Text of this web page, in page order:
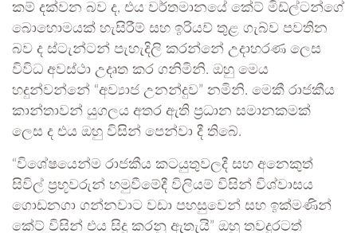
කම් දක්වන බව ද, එය වර්තමානයේ කේට් මිඩ්ල්ටන්ගේ
බොහොමයක් හැසිරීම් සහ ඉරියව් තුළ ගැබ්ව පවතින
බව ද ස්ටැන්ටන් පැහැදිලි කරන්නේ උදාහරණ ලෙස
විවිධ අවස්ථා උදෘත කර ගනිමිනි. ඔහු මෙය
හදුන්වන්නේ “අව්‍යාජ උනන්දුව” නමිනි. මෙකී රාජකීය
කාන්තාවන් යුගලය අතර ඇති ප්‍රධාන සමානකමක්
ලෙස ද එය ඔහු විසින් පෙන්වා දී තිබේ.
“විශේෂයෙන්ම රාජකීය කටයුතුවලදී සහ අනෙකුත්
සිවිල් ප්‍රභූවරුන් හමුවීමේදී විලියම් විසින් විශ්වාසය
ගොඩනගා ගන්නවාට වඩා පහසුවෙන් සහ ඉක්මණින්
කේට් විසින් එය සිදු කරනු ඇතැයි” ඔහු තවදුරටත්